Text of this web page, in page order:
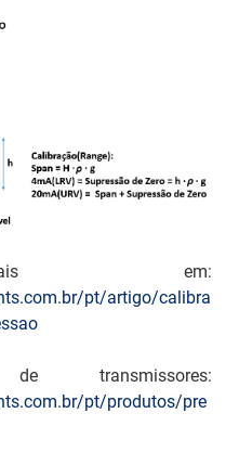
em:
pt/artigo/calibra
transmissores:
pt/produtos/pre